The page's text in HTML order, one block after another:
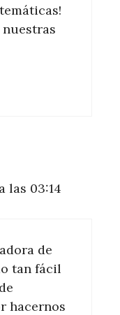
las 03:14
de
tan fácil
hacernos